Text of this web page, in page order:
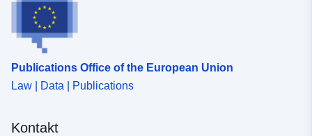
Publications Office of the European Union
Law | Data | Publications
Kontakt